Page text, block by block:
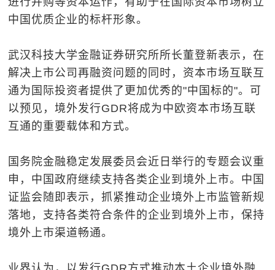
中国优质企业的标杆形象。
武汉科技大学金融证券研究所所长董登新表示，在
解决上市公司再融资问题的同时，资本市场互联互
通为国际投资者提供了更加优秀的"中国标的"。可
以预见，境外发行GDR将成为中欧资本市场互联
互通的重要载体和方式。
国务院金融稳定发展委员会近日举行的专题会议重
申，中国政府继续支持各类企业到境外上市。中国
证监会随即表示，抓紧推动企业境外上市监管新规
落地，支持各类符合条件的企业到境外上市，保持
境外上市渠道畅通。